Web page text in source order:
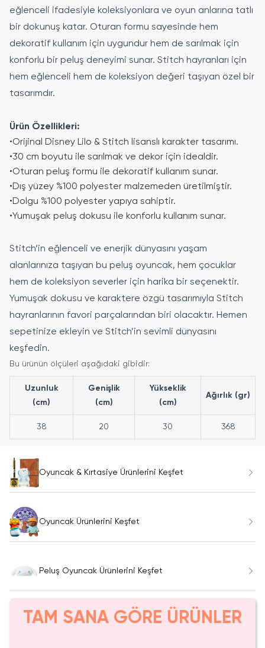
eğlenceli ifadesiyle koleksiyonlara ve oyun anlarına tatlı
bir dokunuş katar. Oturan formu sayesinde hem
dekoratif kullanım için uygundur hem de sarılmak için
konforlu bir peluş deneyimi sunar. Stitch hayranları için
hem eğlenceli hem de koleksiyon değeri taşıyan özel bir
tasarımdır.
Ürün Özellikleri:
•Orijinal Disney Lilo & Stitch lisanslı karakter tasarımı.
•30 cm boyutu ile sarılmak ve dekor için idealdir.
•Oturan peluş formu ile dekoratif kullanım sunar.
•Dış yüzey %100 polyester malzemeden üretilmiştir.
•Dolgu %100 polyester yapıya sahiptir.
•Yumuşak peluş dokusu ile konforlu kullanım sunar.
Stitch’in eğlenceli ve enerjik dünyasını yaşam
alanlarınıza taşıyan bu peluş oyuncak, hem çocuklar
hem de koleksiyon severler için harika bir seçenektir.
Yumuşak dokusu ve karaktere özgü tasarımıyla Stitch
hayranlarının favori parçalarından biri olacaktır. Hemen
sepetinize ekleyin ve Stitch’in sevimli dünyasını
keşfedin.
Bu ürünün ölçüleri aşağıdaki gibidir:
Uzunluk
(cm)
Genişlik
(cm)
Yükseklik
(cm)
Ağırlık (gr)
38 20 30 368
Oyuncak & Kırtasiye Ürünlerini Keşfet
Oyuncak Ürünlerini Keşfet
Peluş Oyuncak Ürünlerini Keşfet
TAM SANA GÖRE ÜRÜNLER